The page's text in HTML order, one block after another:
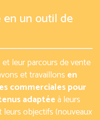
un outil de
leur parcours de vente
et travaillons en
commerciales pour
adaptéeà leurs
objectifs (nouveaux